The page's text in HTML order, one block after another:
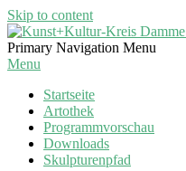
Skip to content
Kunst+Kultur-
Kreis
Primary Navigation Menu
Menu
Startseite
Artothek
Programmvorschau
Downloads
Skulpturenpfad